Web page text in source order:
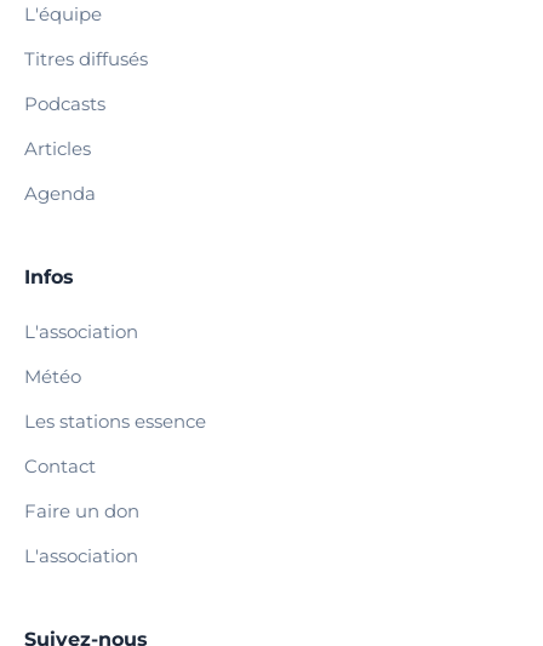
L'équipe
Titres diffusés
Podcasts
Articles
Agenda
Infos
L'association
Météo
Les stations essence
Contact
Faire un don
L'association
Suivez-nous